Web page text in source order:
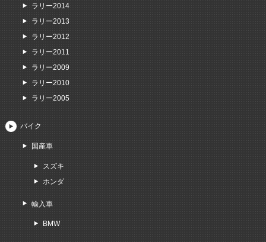
ラリー2014
ラリー2013
ラリー2012
ラリー2011
ラリー2009
ラリー2010
ラリー2005
バイク
国産車
スズキ
ホンダ
輸入車
BMW